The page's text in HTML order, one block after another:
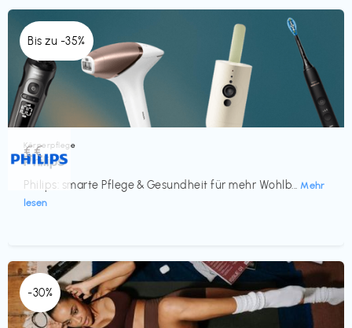
Bis zu -35%
Körperpflege
Philips
Philips: smarte Pflege & Gesundheit für mehr Wohlb... Mehr
lesen
€€‎
-30%